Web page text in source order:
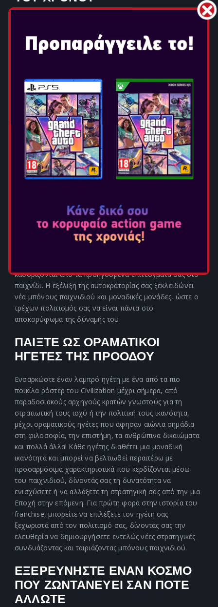
Εποχές της ανθρώπινης ιστορίας. Κάθε Εποχή είναι ένα
πλούσιο, μελετημένο ταξίδι, με μοναδικούς πολιτισμούς
που μπορείς να παίξεις, διαθέσιμους πόρους, εδάφη
παιχνιδιού, δημιουργώντας μια βαθιά, ιστορικά
καθηλωτική στρατηγική εμπειρία. Προσπαθήστε να
επιτύχετε σημαντικά επιστημονικά, πολιτιστικά,
στρατιωτικά και οικονομικά ορόσημα σε κάθε Εποχή για
να ξεκλειδώσετε σημαντικά πλεονεκτήματα στην
επόμενη!
ΕΞΕΛΙΞΤΕ ΤΗΝ ΑΥΤΟΚΡΑΤΟΡΙΑ
ΣΑΣ ΚΑΘΩΣ ΞΗΜΕΡΩΝΕΙ ΚΑΘΕ
ΝΕΑ ΕΠΟΧΗ
Για να χτίσετε μια κληρονομιά που πραγματικά αντέχει
στο πέρασμα του χρόνου, πρέπει να προσαρμοστείτε.
Διαμορφώστε τη δική σας πορεία μέσα στην ιστορία
καθώς αναδιαμορφώνετε την αυτοκρατορία σας στην
καθορίζονται από τα προηγούμενα επιτεύγματά σας στο
παιχνίδι. Η εξέλιξη της αυτοκρατορίας σας ξεκλειδώνει
νέα μπόνους παιχνιδιού και μοναδικές μονάδες, ώστε ο
τρέχων πολιτισμός σας να είναι πάντα στο
αποκορύφωμα της δύναμής του.
ΠΑΙΞΤΕ ΩΣ ΟΡΑΜΑΤΙΚΟΙ
ΗΓΕΤΕΣ ΤΗΣ ΠΡΟΟΔΟΥ
Ενσαρκώστε έναν λαμπρό ηγέτη με ένα από τα πιο
ποικίλα ρόστερ του Civilization μέχρι σήμερα, από
παραδοσιακούς αρχηγούς κρατών γνωστούς για τη
στρατιωτική τους ισχύ ή την πολιτική τους ικανότητα,
μέχρι οραματικούς ηγέτες που άφησαν αιώνια σημάδια
στη φιλοσοφία, την επιστήμη, τα ανθρώπινα δικαιώματα
και πολλά άλλα! Κάθε ηγέτης διαθέτει μια μοναδική
ικανότητα και μπορεί να βελτιωθεί περαιτέρω με
προσαρμόσιμα χαρακτηριστικά που κερδίζονται μέσω
του παιχνιδιού, δίνοντάς σας τη δυνατότητα να
ενισχύσετε ή να αλλάξετε τη στρατηγική σας από την μια
Εποχή στην επόμενη. Για πρώτη φορά στην ιστορία του
franchise, μπορείτε να επιλέξετε τον ηγέτη σας
ξεχωριστά από τον πολιτισμό σας, δίνοντάς σας την
ελευθερία να δημιουργήσετε εντελώς νέες στρατηγικές
συνδυάζοντας και ταιριάζοντας μπόνους παιχνιδιού.
ΕΞΕΡΕΥΝΗΣΤΕ ΕΝΑΝ ΚΟΣΜΟ
ΠΟΥ ΖΩΝΤΑΝΕΥΕΙ ΣΑΝ ΠΟΤΕ
ΑΛΛΩΤΕ